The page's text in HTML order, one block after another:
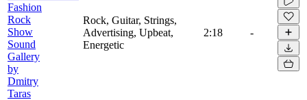
Fashion
Rock
Show
Sound
Gallery
by
Dmitry
Taras
Rock, Guitar, Strings,
Advertising, Upbeat,
Energetic
2:18 -